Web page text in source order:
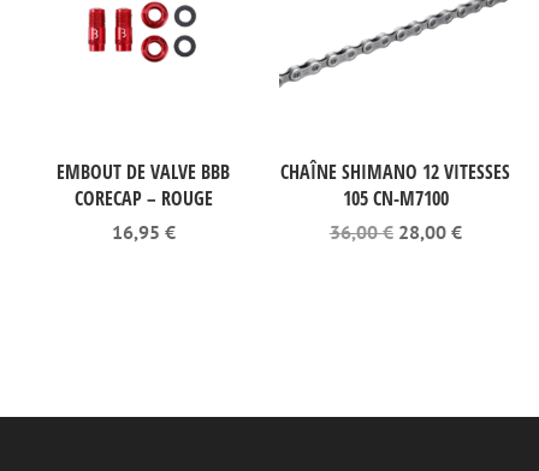
EMBOUT DE VALVE BBB
CORECAP – ROUGE
16,95 €
CHAÎNE SHIMANO 12 VITESSES
105 CN-M7100
36,00€ Le
28,00 €Le